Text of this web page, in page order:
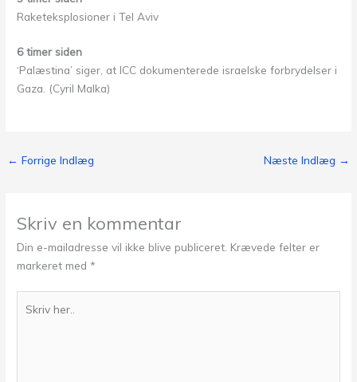
Raketeksplosioner i Tel Aviv
6 timer siden
‘Palæstina’ siger, at ICC dokumenterede israelske forbrydelser i
Gaza. (Cyril Malka)
← Forrige Indlæg Næste Indlæg →
Skriv en kommentar
Din e-mailadresse vil ikke blive publiceret. Krævede felter er
markeret med *
her..